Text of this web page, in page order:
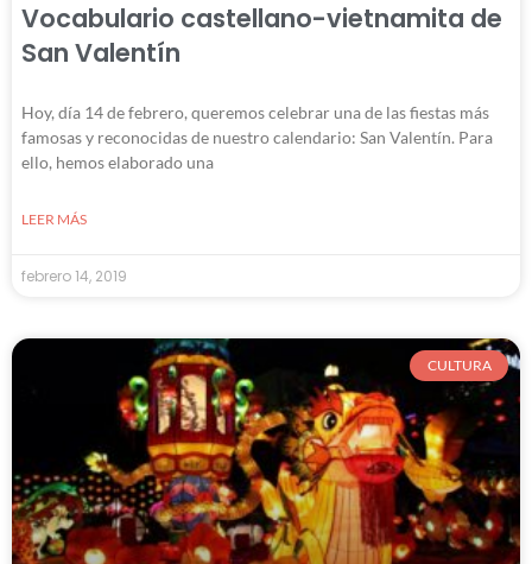
Vocabulario castellano-vietnamita de
San Valentín
Hoy, día 14 de febrero, queremos celebrar una de las fiestas más
famosas y reconocidas de nuestro calendario: San Valentín. Para
ello, hemos elaborado una
LEER MÁS
febrero 14, 2019
CULTURA